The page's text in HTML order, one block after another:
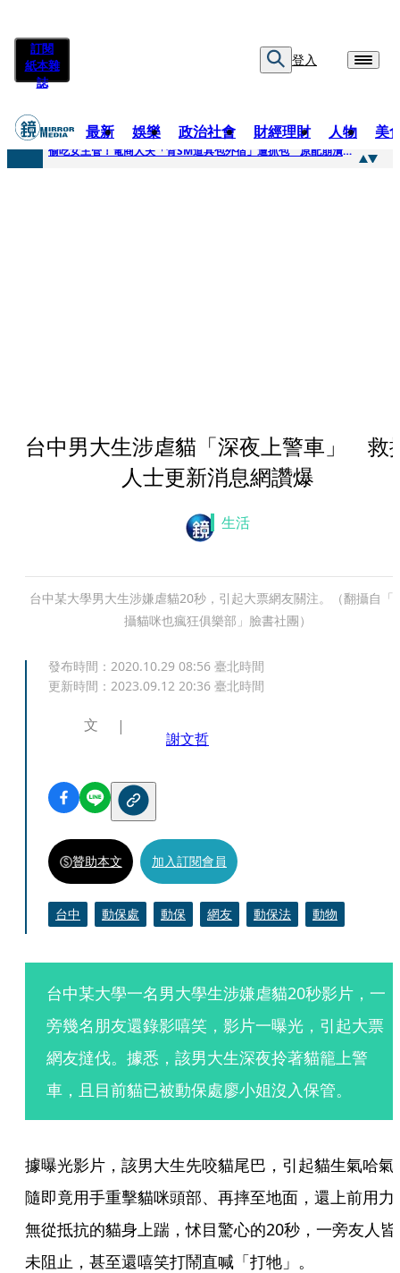
訂閱
紙本雜
誌
登入
最新 娛樂 政治社會 財經理財 人物 美
快訊
偷吃女主管！電商人夫「背SM道具包外宿」遭抓包 原配崩潰求償100萬：從未用過此類
台中男大生涉虐貓「深夜上警車」 救
人士更新消息網讚爆
生活
台中某大學男大生涉嫌虐貓20秒，引起大票網友關注。（翻攝自「
攝貓咪也瘋狂俱樂部」臉書社團）
發布時間： 2020.10.29 08:56 臺北時間
更新時間： 2023.09.12 20:36 臺北時間
文
謝文哲
贊助本文 加入訂閱會員
台中 動保處 動保 網友 動保法 動物
台中某大學一名男大學生涉嫌虐貓20秒影片，一
旁幾名朋友還錄影嘻笑，影片一曝光，引起大票
網友撻伐。據悉，該男大生深夜拎著貓籠上警
車，且目前貓已被動保處廖小姐沒入保管。
據曝光影片，該男大生先咬貓尾巴，引起貓生氣哈氣
隨即竟用手重擊貓咪頭部、再摔至地面，還上前用力
無從抵抗的貓身上踹，怵目驚心的20秒，一旁友人皆
未阻止，甚至還嘻笑打鬧直喊「打牠」。